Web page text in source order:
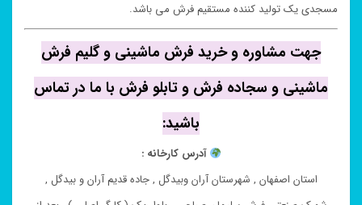
مسجدی یک تولید کننده مستقیم فرش می باشد.
جهت مشاوره و خرید فرش ماشینی و گلیم فرش
ماشینی و سجاده فرش و تابلو فرش با ما در تماس
باشید:
آدرس کارخانه :
استان اصفهان , شهرستان آران وبیدگل , جاده قدیم آران و بیدگل ,